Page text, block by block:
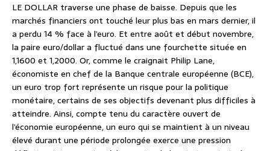
LE DOLLAR traverse une phase de baisse. Depuis que les
marchés financiers ont touché leur plus bas en mars dernier, il
a perdu 14 % face à l’euro. Et entre août et début novembre,
la paire euro/dollar a fluctué dans une fourchette située en
1,1600 et 1,2000. Or, comme le craignait Philip Lane,
économiste en chef de la Banque centrale européenne (BCE),
un euro trop fort représente un risque pour la politique
monétaire, certains de ses objectifs devenant plus difficiles à
atteindre. Ainsi, compte tenu du caractère ouvert de
l’économie européenne, un euro qui se maintient à un niveau
élevé durant une période prolongée exerce une pression